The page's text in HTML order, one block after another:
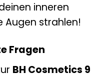
inneren
Augen strahlen!
Fragen
BH Cosmetics 9